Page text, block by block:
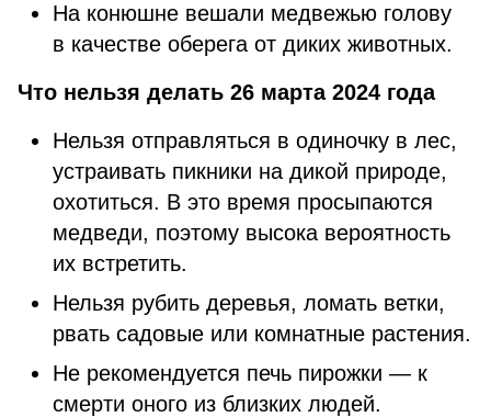
На конюшне вешали медвежью голову
в качестве оберега от диких животных.
Что нельзя делать 26 марта 2024 года
Нельзя отправляться в одиночку в лес,
устраивать пикники на дикой природе,
охотиться. В это время просыпаются
медведи, поэтому высока вероятность
их встретить.
Нельзя рубить деревья, ломать ветки,
рвать садовые или комнатные растения.
Не рекомендуется печь пирожки — к
смерти оного из близких людей.